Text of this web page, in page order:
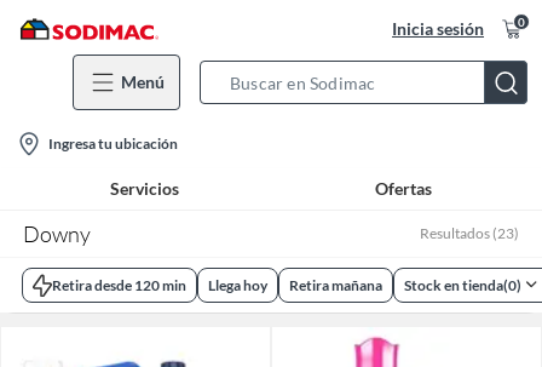
Inicia sesión 0
Menú
Bar
location-
icon
Ingresa tu ubicación
Servicios Ofertas
Downy Resultados (23)
Retira desde 120 min Llega hoy Retira mañana Stock en tienda(0)